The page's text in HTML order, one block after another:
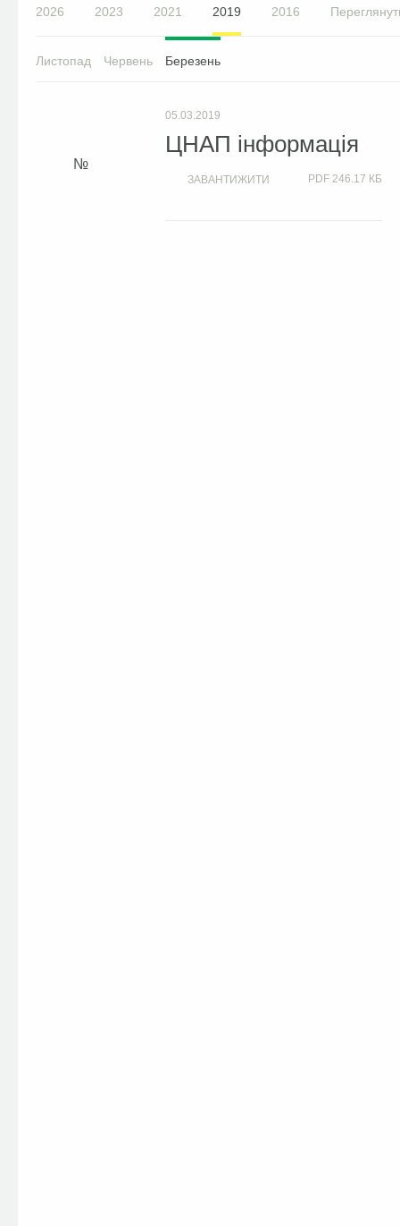
2026 2023 2021 2019 2016
Листопад Червень Березень
05.03.2019
ЦНАП інформація
ЗАВАНТИЖИТИ PDF 246.17 КБ